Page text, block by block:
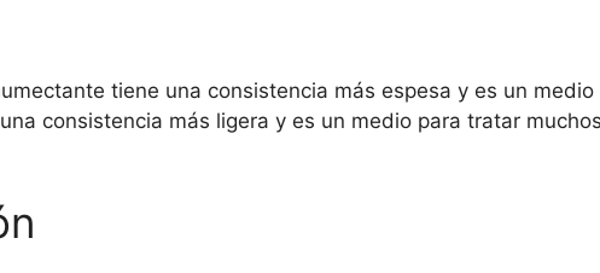
tiene una consistencia más espesa y es un
consistencia más ligera y es un medio para tratar